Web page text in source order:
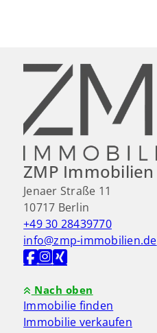
ZMP Immobilien
Jenaer Straße 11
10717 Berlin
+49 30 28439770
info@zmp-immobilien.de
Nach oben
Immobilie finden
Immobilie verkaufen